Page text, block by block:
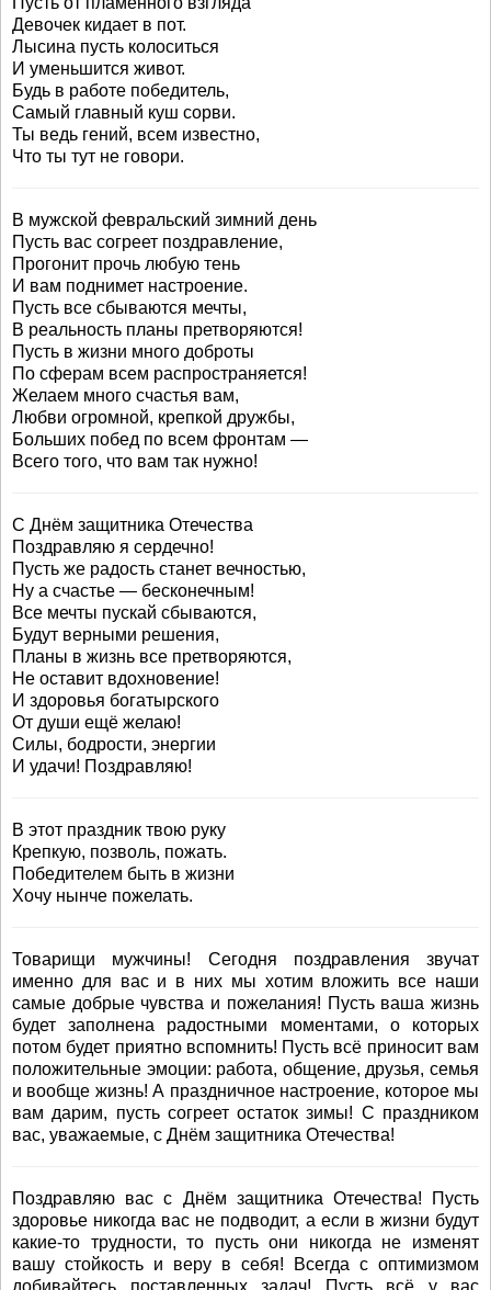
Девочек кидает в пот.
Лысина пусть колоситься
И уменьшится живот.
Будь в работе победитель,
Самый главный куш сорви.
Ты ведь гений, всем известно,
Что ты тут не говори.
В мужской февральский зимний день
Пусть вас согреет поздравление,
Прогонит прочь любую тень
И вам поднимет настроение.
Пусть все сбываются мечты,
В реальность планы претворяются!
Пусть в жизни много доброты
По сферам всем распространяется!
Желаем много счастья вам,
Любви огромной, крепкой дружбы,
Больших побед по всем фронтам —
Всего того, что вам так нужно!
С Днём защитника Отечества
Поздравляю я сердечно!
Пусть же радость станет вечностью,
Ну а счастье — бесконечным!
Все мечты пускай сбываются,
Будут верными решения,
Планы в жизнь все претворяются,
Не оставит вдохновение!
И здоровья богатырского
От души ещё желаю!
Силы, бодрости, энергии
И удачи! Поздравляю!
В этот праздник твою руку
Крепкую, позволь, пожать.
Победителем быть в жизни
Хочу нынче пожелать.
Товарищи мужчины! Сегодня поздравления звучат
именно для вас и в них мы хотим вложить все наши
самые добрые чувства и пожелания! Пусть ваша жизнь
будет заполнена радостными моментами, о которых
потом будет приятно вспомнить! Пусть всё приносит вам
положительные эмоции: работа, общение, друзья, семья
и вообще жизнь! А праздничное настроение, которое мы
вам дарим, пусть согреет остаток зимы! С праздником
вас, уважаемые, с Днём защитника Отечества!
Поздравляю вас с Днём защитника Отечества! Пусть
здоровье никогда вас не подводит, а если в жизни будут
какие-то трудности, то пусть они никогда не изменят
вашу стойкость и веру в себя! Всегда с оптимизмом
добивайтесь поставленных задач! Пусть всё у вас